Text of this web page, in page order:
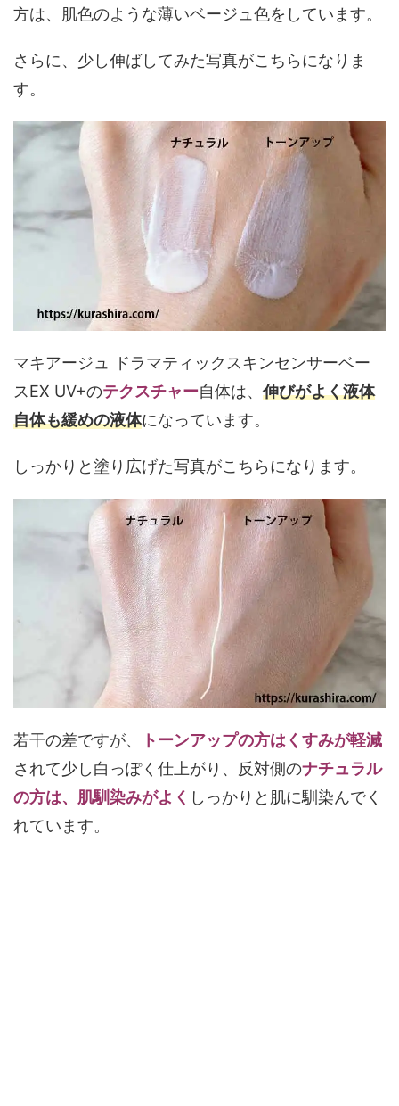
方は、肌色のような薄いベージュ色をしています。
さらに、少し伸ばしてみた写真がこちらになりま
す。
マキアージュ ドラマティックスキンセンサーベー
スEX UV+のテクスチャー自体は、伸びがよく液体
自体も緩めの液体になっています。
しっかりと塗り広げた写真がこちらになります。
若干の差ですが、
トーンアップの方はくすみが軽減
されて少し白っぽく仕上がり、反対側のナチュラル
の方は、肌馴染みがよく しっかりと肌に馴染んでく
れています。